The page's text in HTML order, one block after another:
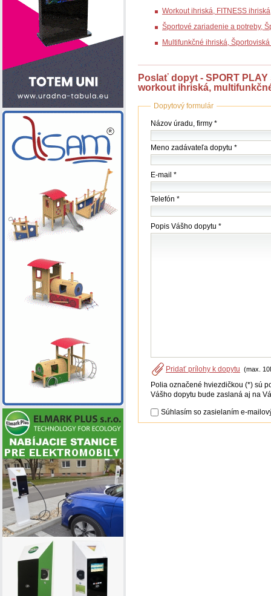
Workout ihriská, FITNESS
Športové zariadenie a potreby,
Multifunkčné ihriská,
Poslať dopyt - SPORT
workout ihriská,
Dopytový formulár
Názov
(firmy
/
úradu)
Názov úradu, firmy *
Meno zadávateľa dopytu *
E-mail *
Telefón *
Popis Vášho dopytu *
Pridať prílohy k dopytu (max.
Polia označené hviezdičkou (*) sú
Vášho dopytu bude zaslaná aj na
Súhlasím so zasielaním e-